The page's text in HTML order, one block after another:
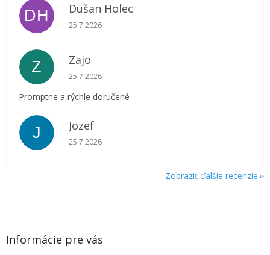
DH Dušan Holec
Hodnotenie obchodu je 5 z 5 hviezdičiek.
25.7.2026
Z Zajo
Hodnotenie obchodu je 5 z 5 hviezdičiek.
25.7.2026
Promptne a rýchle doručené
J Jozef
Hodnotenie obchodu je 5 z 5 hviezdičiek.
25.7.2026
Zobraziť ďalšie recenzie
Z
Informácie pre vás